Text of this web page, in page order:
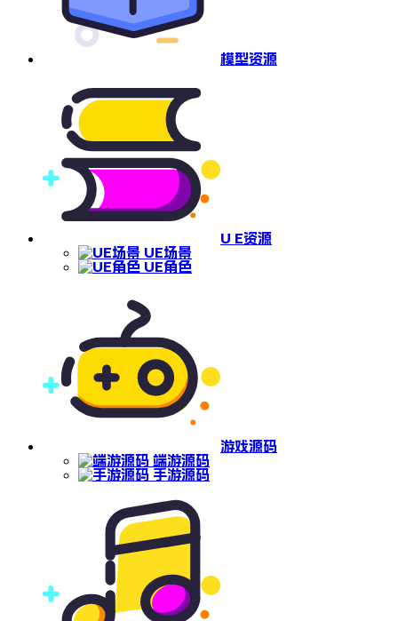
模型资源
U E资源
UE场景
UE角色
游戏源码
端游源码
手游源码